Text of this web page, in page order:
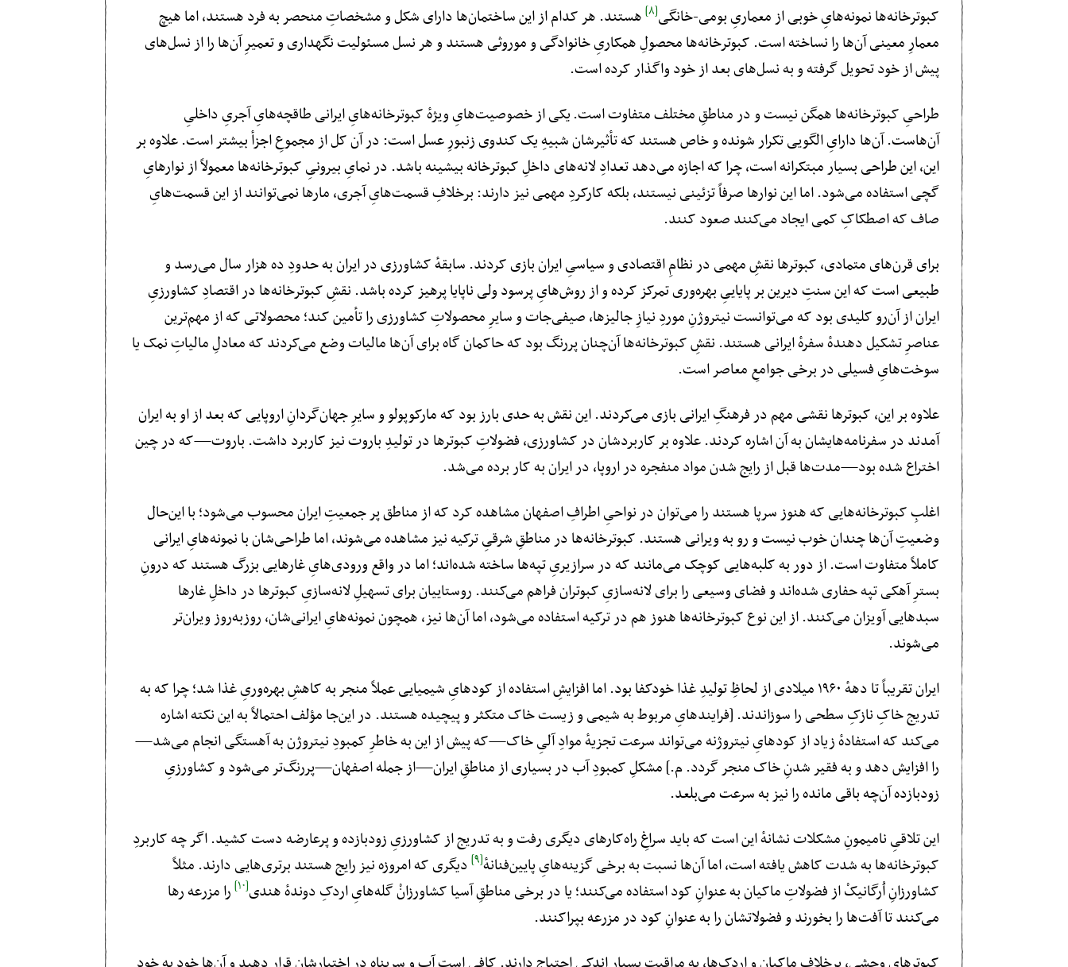
کبوترخانه‌ها نمونه‌هایِ خوبی از معماریِ بومی-خانگی[۸] هستند. هر کدام از این ساختمان‌ها دارای شکل و مشخصاتِ منحصر به فرد هستند، اما هیچ
معمارِ معینی آن‌ها را نساخته است. کبوترخانه‌ها محصولِ همکاریِ خانوادگی و موروثی هستند و هر نسل مسئولیت نگهداری و تعمیرِ آن‌‌ها را از نسل‌های
پیش از خود تحویل گرفته و به نسل‌های بعد از خود واگذار کرده است.
طراحیِ کبوترخانه‌ها همگن نیست و در مناطقِ مختلف متفاوت است. یکی از خصوصیت‌هایِ ویژهٔ کبوترخانه‌هایِ ایرانی طاقچه‌هایِ آجریِ داخلیِ
آن‌هاست. آن‌ها دارایِ الگویی تکرار شونده و خاص هستند که تأثیرشان شبیهِ یک کندوی زنبورِ عسل است: در آن کل از مجموعِ اجزأ بیشتر است. علاوه بر
این، این طراحی بسیار مبتکرانه است، چرا که اجازه می‌دهد تعدادِ لانه‌های داخلِ کبوترخانه بیشینه باشد. در نمایِ بیرونیِ کبوترخانه‌ها معمولاً از نوارهایِ
گچی استفاده می‌شود. اما این نوارها صرفاً تزئینی نیستند، بلکه کارکردِ مهمی نیز دارند: برخلافِ قسمت‌هایِ آجری، مارها نمی‌توانند از این قسمت‌هایِ
صاف که اصطکاکِ کمی ایجاد می‌کنند صعود کنند.
برای قرن‌های متمادی، کبوترها نقشِ مهمی در نظامِ اقتصادی و سیاسیِ ایران بازی کردند. سابقهٔ کشاورزی در ایران به حدودِ ده هزار سال می‌رسد و
طبیعی است که این سنتِ دیرین بر پایاییِ بهره‌وری تمرکز کرده و از روش‌هایِ پرسود ولی ناپایا پرهیز کرده باشد. نقشِ کبوترخانه‌ها در اقتصادِ کشاورزیِ
ایران از آن‌رو کلیدی بود که می‌توانست نیتروژنِ موردِ نیازِ جالیزها، صیفی‌جات و سایرِ محصولاتِ کشاورزی را تأمین کند؛ محصولاتی که از مهم‌ترین
عناصرِ تشکیل دهندهٔ سفرهٔ ایرانی هستند. نقشِ کبوترخانه‌ها آن‌چنان پررنگ بود که حاکمان گاه برای آن‌ها مالیات وضع می‌کردند که معادلِ مالیاتِ نمک یا
سوخت‌هایِ فسیلی در برخی جوامعِ معاصر است.
علاوه بر این، کبوترها نقشی مهم در فرهنگِ ایرانی بازی می‌کردند. این نقش به حدی بارز بود که مارکوپولو و سایرِ جهان‌گردانِ اروپایی که بعد از او به ایران
آمدند در سفرنامه‌هایشان به آن اشاره کردند. علاوه بر کاربردشان در کشاورزی، فضولاتِ کبوترها در تولیدِ باروت نیز کاربرد داشت. باروت—که در چین
اختراع شده بود—مدت‌ها قبل از رایج شدن مواد منفجره در اروپا، در ایران به کار برده می‌شد.
اغلبِ کبوترخانه‌هایی که هنوز سرپا هستند را می‌توان در نواحیِ اطرافِ اصفهان مشاهده کرد که از مناطق پر جمعیتِ ایران محسوب می‌شود؛ با این‌حال
وضعیتِ آن‌ها چندان خوب نیست و رو به ویرانی هستند. کبوترخانه‌ها در مناطقِ شرقیِ ترکیه نیز مشاهده می‌شوند، اما طراحی‌شان با نمونه‌های‌ِ ایرانی
کاملاً متفاوت است. از دور به کلبه‌هایی کوچک می‌مانند که در سرازیریِ تپه‌ها ساخته شده‌اند؛ اما در واقع ورودی‌هایِ غارهایی بزرگ هستند که درونِ
بسترِ آهکی تپه حفاری شده‌اند و فضای وسیعی را برای لانه‌سازیِ کبوتران فراهم می‌کنند. روستاییان برای تسهیلِ لانه‌سازیِ کبوترها در داخلِ غارها
سبدهایی آویزان می‌کنند. از این نوع کبوترخانه‌ها هنوز هم در ترکیه استفاده می‌شود، اما آن‌ها نیز، همچون نمونه‌هایِ ایرانی‌‌شان، روز‌به‌روز ویران‌تر
می‌شوند.
ایران تقریباً تا دههٔ ۱۹۶۰ میلادی از لحاظِ تولیدِ غذا خودکفا بود. اما افزایشِ استفاده از کودهایِ شیمیایی عملاً منجر به کاهشِ بهره‌وریِ غذا شد؛ چرا که به
تدریج خاکِ نازکِ سطحی را سوزاندند. [فرایندهایِ مربوط به شیمی و زیست خاک متکثر و پیچیده هستند. در این‌جا مؤلف احتمالاً به این نکته اشاره
می‌کند که استفادهٔ زیاد از کودهایِ نیتروژنه می‌تواند سرعت تجزیهٔ موادِ آلیِ خاک—که پیش از این به خاطرِ کمبودِ نیتروژن به آهستگی انجام می‌شد—
را افزایش دهد و به فقیر شدنِ خاک منجر گردد. م.] مشکلِ کمبودِ آب در بسیاری از مناطقِ ایران—از جمله اصفهان—پررنگ‌تر می‌شود و کشاورزیِ
زودبازده آن‌چه باقی مانده را نیز به سرعت می‌بلعد.
این تلاقیِ نامیمونِ مشکلات نشانهٔ این است که باید سراغِ راه‌کارهای دیگری رفت و به تدریج از کشاورزیِ زودبازده و پرعارضه دست کشید. اگر چه کاربردِ
کبوترخانه‌ها به شدت کاهش یافته است، اما آن‌ها نسبت به برخی گزینه‌هایِ پایین‌فنانهٔ[۹] دیگری که امروزه نیز رایج هستند برتری‌هایی دارند. مثلاً
کشاورزانِ اُرگانیکْ از فضولاتِ ماکیان به عنوانِ کود استفاده می‌کنند؛ یا در برخی مناطقِ آسیا کشاورزانْ گله‌هایِ اردک‌ِ دوندهٔ هندی[۱۰] را مزرعه رها
می‌کنند تا آفت‌ها را بخورند و فضولاتشان را به عنوانِ کود در مزرعه بپراکنند.